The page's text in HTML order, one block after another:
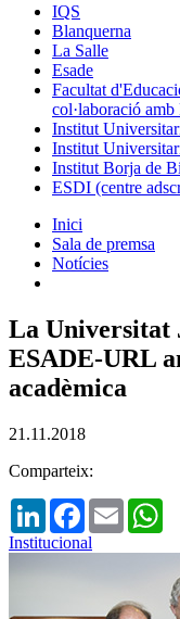
IQS
Blanquerna
La Salle
Esade
Facultat
col·laboració
Institut
Institut
Institut Borja de
ESDI (centre
Inici
Sala de premsa
Notícies
La Universitat
ESADE-URL
acadèmica
21.11.2018
Comparteix:
LinkedInFacebook
Email
Institucional